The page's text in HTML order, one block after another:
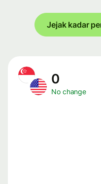
Jejak kadar
0
No change